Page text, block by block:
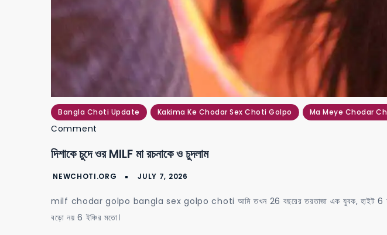
Bangla Choti Update Kakima Ke Chodar Sex Choti Golpo Ma Meye Chodar
Comment
চুদে
ওর
দিশাকে চুদে ওর MILF মা রচনাকে ও চুদলাম
milf chodar golpo bangla sex golpo choti আমি তখন 26 বছরের তরতাজা এক যুবক, হাইট 6 ফুট,
বড়ো নয় 6 ইঞ্চির মতো।